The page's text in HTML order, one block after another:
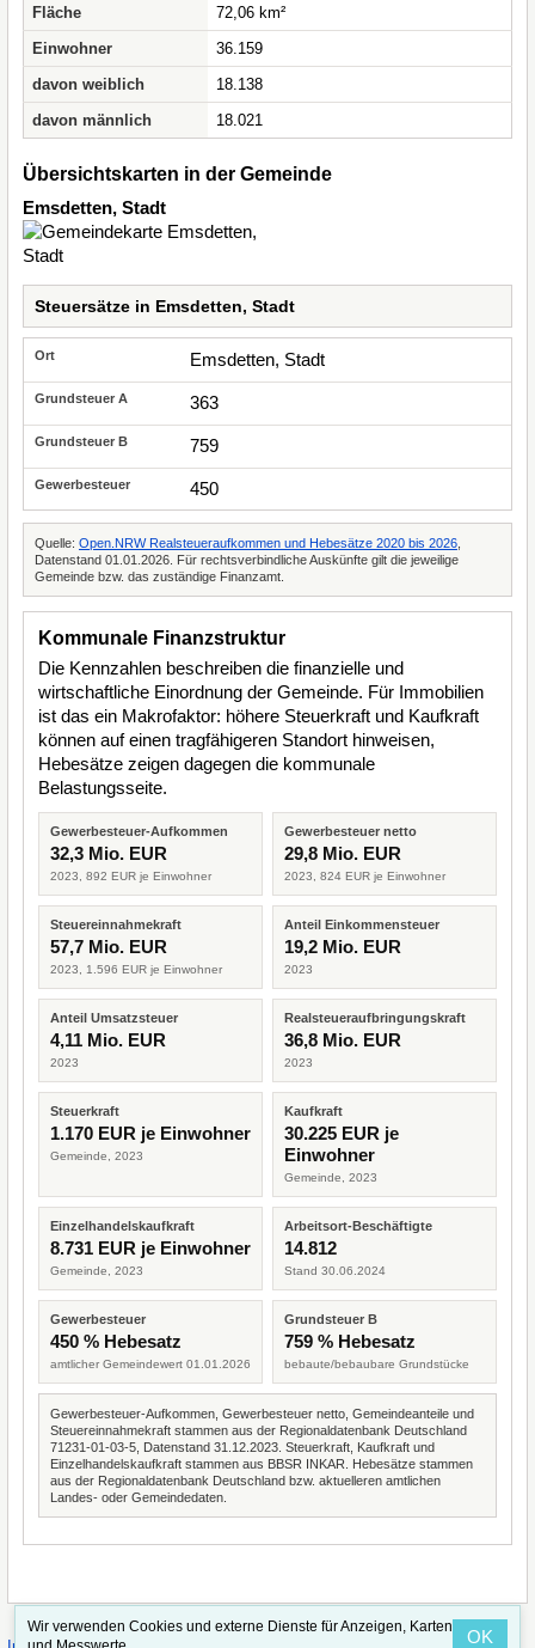
Fläche
72,06 km²
Einwohner
36.159
davon weiblich
18.138
davon männlich
18.021
Übersichtskarten in der Gemeinde
Emsdetten, Stadt
Steuersätze in Emsdetten, Stadt
Emsdetten, Stadt
363
759
450
Quelle: Open.NRW Realsteueraufkommen und Hebesätze 2020 bis 2026
Datenstand 01.01.2026. Für rechtsverbindliche Auskünfte gilt die jeweilige
Gemeinde bzw. das zuständige Finanzamt.
Kommunale Finanzstruktur
Die Kennzahlen beschreiben die finanzielle und
wirtschaftliche Einordnung der Gemeinde. Für Immobilien
ist das ein Makrofaktor: höhere Steuerkraft und Kaufkraft
können auf einen tragfähigeren Standort hinweisen,
Hebesätze zeigen dagegen die kommunale
Belastungsseite.
Gewerbesteuer-Aufkommen
32,3 Mio. EUR
2023, 892 EUR je Einwohner
Gewerbesteuer netto
29,8 Mio. EUR
2023, 824 EUR je Einwohner
Steuereinnahmekraft
57,7 Mio. EUR
2023, 1.596 EUR je Einwohner
Anteil Einkommensteuer
19,2 Mio. EUR
2023
Anteil Umsatzsteuer
4,11 Mio. EUR
2023
Realsteueraufbringungskraft
36,8 Mio. EUR
2023
Steuerkraft
1.170 EUR je Einwohner
Gemeinde, 2023
Kaufkraft
30.225 EUR je
Einwohner
Gemeinde, 2023
Einzelhandelskaufkraft
8.731 EUR je Einwohner
Gemeinde, 2023
Arbeitsort-Beschäftigte
14.812
Stand 30.06.2024
Gewerbesteuer
450 % Hebesatz
amtlicher Gemeindewert 01.01.2026
Grundsteuer B
759 % Hebesatz
bebaute/bebaubare Grundstücke
Gewerbesteuer-Aufkommen, Gewerbesteuer netto, Gemeindeanteile und
Steuereinnahmekraft stammen aus der Regionaldatenbank Deutschland
71231-01-03-5, Datenstand 31.12.2023. Steuerkraft, Kaufkraft und
Einzelhandelskaufkraft stammen aus BBSR INKAR. Hebesätze stammen
aus der Regionaldatenbank Deutschland bzw. aktuelleren amtlichen
Landes- oder Gemeindedaten.
Wir verwenden Cookies und externe Dienste für Anzeigen, Karten
OK